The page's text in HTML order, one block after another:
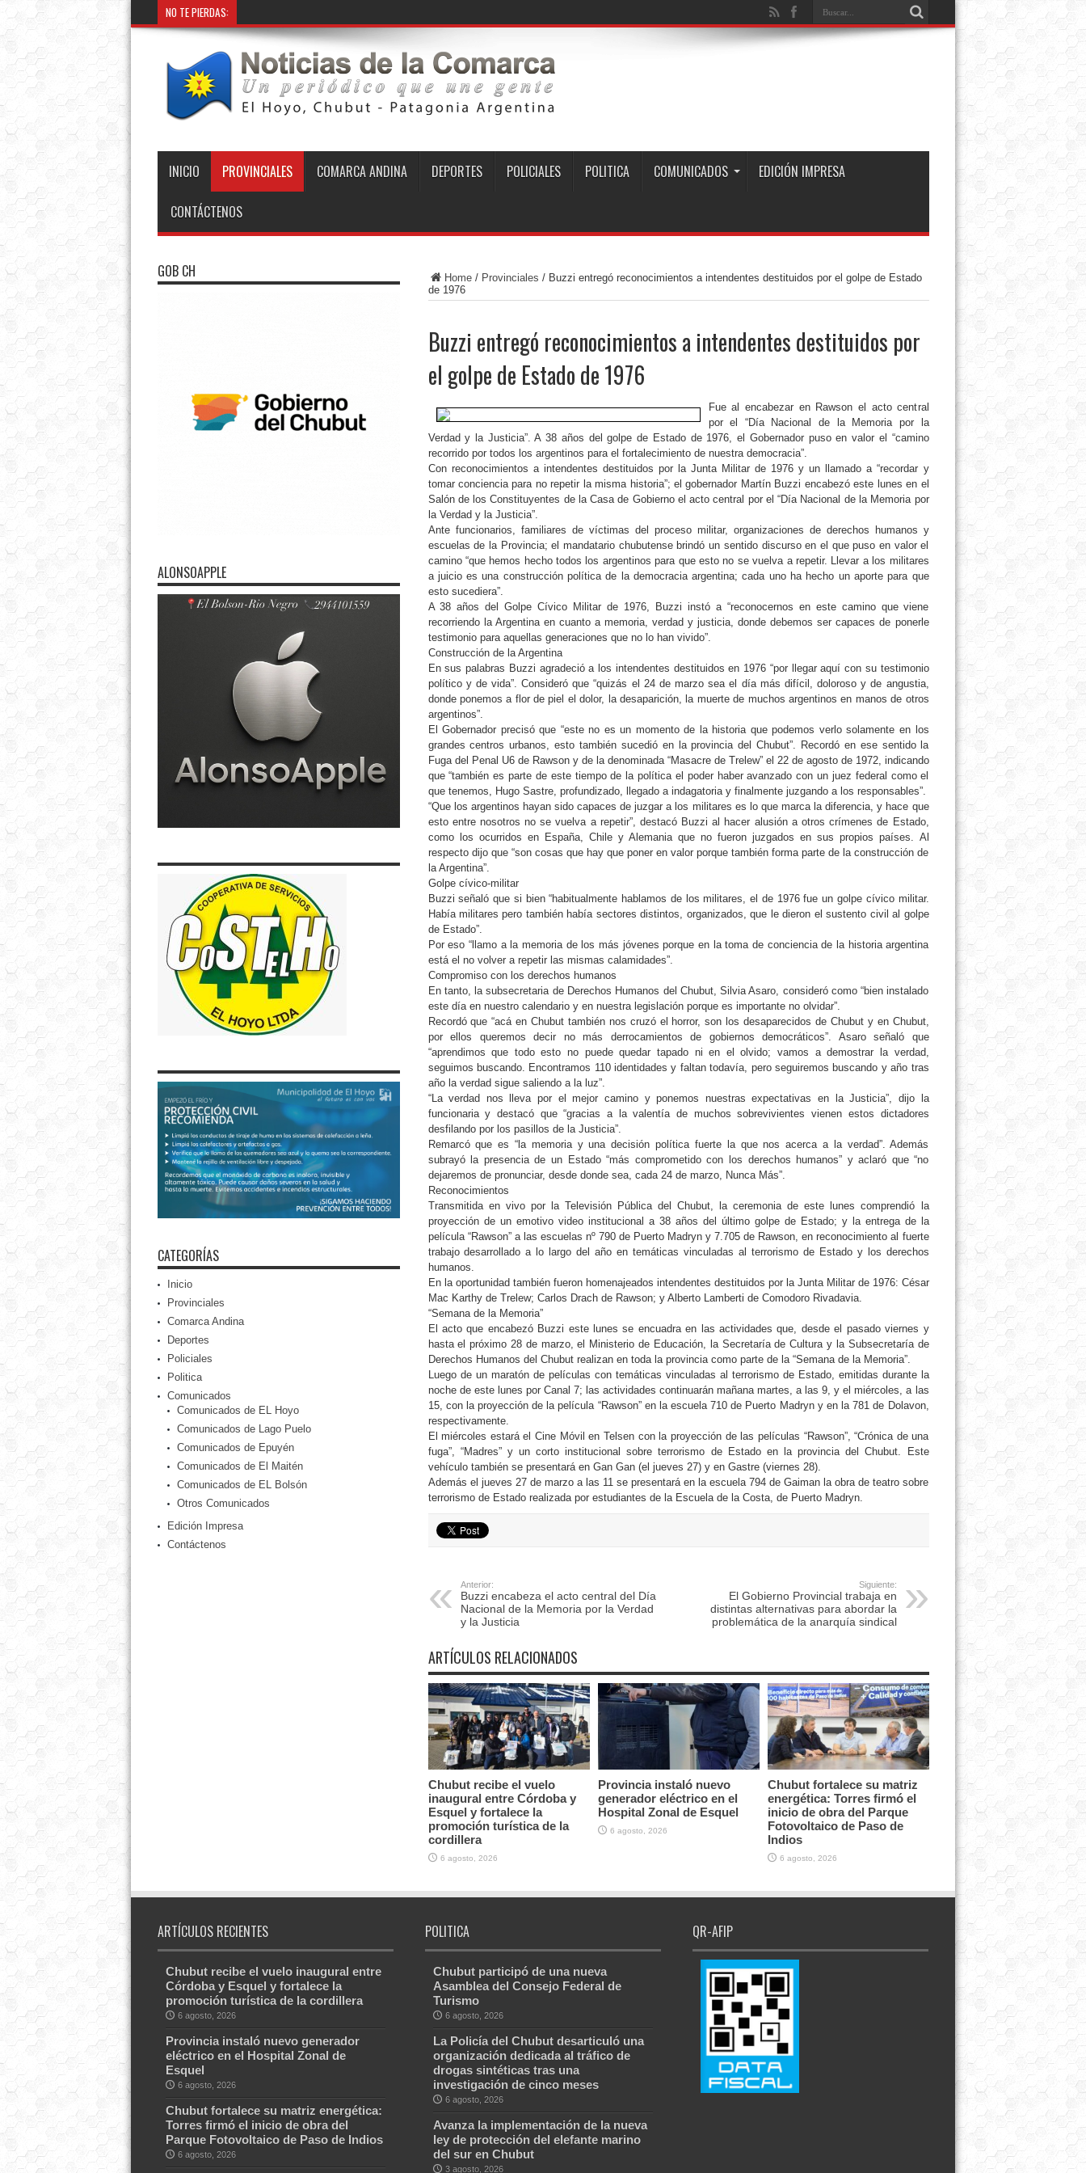
NO TE PIERDAS:
INICIO PROVINCIALES COMARCA ANDINA DEPORTES POLICIALES POLITICA COMUNICADOS EDICIÓN IMPRESA
CONTÁCTENOS
Home/ Provinciales / Buzzi entregó reconocimientos a intendentes destituidos por el golpe de Estado
de 1976
Buzzi entregó reconocimientos a intendentes destituidos por
el golpe de Estado de 1976
Fue al encabezar en Rawson el acto central
por el “Día Nacional de la Memoria por la
Verdad y la Justicia”. A 38 años del golpe de Estado de 1976, el Gobernador puso en valor el “camino
recorrido por todos los argentinos para el fortalecimiento de nuestra democracia”.
Con reconocimientos a intendentes destituidos por la Junta Militar de 1976 y un llamado a “recordar y
tomar conciencia para no repetir la misma historia”; el gobernador Martín Buzzi encabezó este lunes en el
Salón de los Constituyentes de la Casa de Gobierno el acto central por el “Día Nacional de la Memoria por
la Verdad y la Justicia”.
Ante funcionarios, familiares de víctimas del proceso militar, organizaciones de derechos humanos y
escuelas de la Provincia; el mandatario chubutense brindó un sentido discurso en el que puso en valor el
camino “que hemos hecho todos los argentinos para que esto no se vuelva a repetir. Llevar a los militares
a juicio es una construcción política de la democracia argentina; cada uno ha hecho un aporte para que
esto sucediera”.
A 38 años del Golpe Cívico Militar de 1976, Buzzi instó a “reconocernos en este camino que viene
recorriendo la Argentina en cuanto a memoria, verdad y justicia, donde debemos ser capaces de ponerle
testimonio para aquellas generaciones que no lo han vivido”.
Construcción de la Argentina
En sus palabras Buzzi agradeció a los intendentes destituidos en 1976 “por llegar aquí con su testimonio
político y de vida”. Consideró que “quizás el 24 de marzo sea el día más difícil, doloroso y de angustia,
donde ponemos a flor de piel el dolor, la desaparición, la muerte de muchos argentinos en manos de otros
argentinos”.
El Gobernador precisó que “este no es un momento de la historia que podemos verlo solamente en los
grandes centros urbanos, esto también sucedió en la provincia del Chubut”. Recordó en ese sentido la
Fuga del Penal U6 de Rawson y de la denominada “Masacre de Trelew” el 22 de agosto de 1972, indicando
que “también es parte de este tiempo de la política el poder haber avanzado con un juez federal como el
que tenemos, Hugo Sastre, profundizado, llegado a indagatoria y finalmente juzgando a los responsables”.
“Que los argentinos hayan sido capaces de juzgar a los militares es lo que marca la diferencia, y hace que
esto entre nosotros no se vuelva a repetir”, destacó Buzzi al hacer alusión a otros crímenes de Estado,
como los ocurridos en España, Chile y Alemania que no fueron juzgados en sus propios países. Al
respecto dijo que “son cosas que hay que poner en valor porque también forma parte de la construcción de
la Argentina”.
Golpe cívico-militar
Buzzi señaló que si bien “habitualmente hablamos de los militares, el de 1976 fue un golpe cívico militar.
Había militares pero también había sectores distintos, organizados, que le dieron el sustento civil al golpe
de Estado”.
Por eso “llamo a la memoria de los más jóvenes porque en la toma de conciencia de la historia argentina
está el no volver a repetir las mismas calamidades”.
Compromiso con los derechos humanos
En tanto, la subsecretaria de Derechos Humanos del Chubut, Silvia Asaro, consideró como “bien instalado
este día en nuestro calendario y en nuestra legislación porque es importante no olvidar”.
Recordó que “acá en Chubut también nos cruzó el horror, son los desaparecidos de Chubut y en Chubut,
por ellos queremos decir no más derrocamientos de gobiernos democráticos”. Asaro señaló que
“aprendimos que todo esto no puede quedar tapado ni en el olvido; vamos a demostrar la verdad,
seguimos buscando. Encontramos 110 identidades y faltan todavía, pero seguiremos buscando y año tras
año la verdad sigue saliendo a la luz”.
“La verdad nos lleva por el mejor camino y ponemos nuestras expectativas en la Justicia”, dijo la
funcionaria y destacó que “gracias a la valentía de muchos sobrevivientes vienen estos dictadores
desfilando por los pasillos de la Justicia”.
Remarcó que es “la memoria y una decisión política fuerte la que nos acerca a la verdad”. Además
subrayó la presencia de un Estado “más comprometido con los derechos humanos” y aclaró que “no
dejaremos de pronunciar, desde donde sea, cada 24 de marzo, Nunca Más”.
Reconocimientos
Transmitida en vivo por la Televisión Pública del Chubut, la ceremonia de este lunes comprendió la
proyección de un emotivo video institucional a 38 años del último golpe de Estado; y la entrega de la
película “Rawson” a las escuelas nº 790 de Puerto Madryn y 7.705 de Rawson, en reconocimiento al fuerte
trabajo desarrollado a lo largo del año en temáticas vinculadas al terrorismo de Estado y los derechos
humanos.
En la oportunidad también fueron homenajeados intendentes destituidos por la Junta Militar de 1976: César
Mac Karthy de Trelew; Carlos Drach de Rawson; y Alberto Lamberti de Comodoro Rivadavia.
“Semana de la Memoria”
El acto que encabezó Buzzi este lunes se encuadra en las actividades que, desde el pasado viernes y
hasta el próximo 28 de marzo, el Ministerio de Educación, la Secretaría de Cultura y la Subsecretaría de
Derechos Humanos del Chubut realizan en toda la provincia como parte de la “Semana de la Memoria”.
Luego de un maratón de películas con temáticas vinculadas al terrorismo de Estado, emitidas durante la
noche de este lunes por Canal 7; las actividades continuarán mañana martes, a las 9, y el miércoles, a las
15, con la proyección de la película “Rawson” en la escuela 710 de Puerto Madryn y en la 781 de Dolavon,
respectivamente.
El miércoles estará el Cine Móvil en Telsen con la proyección de las películas “Rawson”, “Crónica de una
fuga”, “Madres” y un corto institucional sobre terrorismo de Estado en la provincia del Chubut. Este
vehículo también se presentará en Gan Gan (el jueves 27) y en Gastre (viernes 28).
Además el jueves 27 de marzo a las 11 se presentará en la escuela 794 de Gaiman la obra de teatro sobre
terrorismo de Estado realizada por estudiantes de la Escuela de la Costa, de Puerto Madryn.
Anterior:
Buzzi encabeza el acto central del Día
Nacional de la Memoria por la Verdad
y la Justicia
Siguiente:
El Gobierno Provincial trabaja en
distintas alternativas para abordar la
problemática de la anarquía sindical
ARTÍCULOS RELACIONADOS
Chubut recibe el vuelo
inaugural entre Córdoba y
Esquel y fortalece la
promoción turística de la
cordillera
6 agosto, 2026
Provincia instaló nuevo
generador eléctrico en el
Hospital Zonal de Esquel
6 agosto, 2026
Chubut fortalece su matriz
energética: Torres firmó el
inicio de obra del Parque
Fotovoltaico de Paso de
Indios
6 agosto, 2026
GOB CH
ALONSOAPPLE
CATEGORÍAS
Inicio
Provinciales
Comarca Andina
Deportes
Policiales
Politica
Comunicados
Comunicados de EL Hoyo
Comunicados de Lago Puelo
Comunicados de Epuyén
Comunicados de El Maitén
Comunicados de EL Bolsón
Otros Comunicados
Edición Impresa
Contáctenos
ARTÍCULOS RECIENTES
Chubut recibe el vuelo inaugural entre
Córdoba y Esquel y fortalece la
promoción turística de la cordillera
6 agosto, 2026
Provincia instaló nuevo generador
eléctrico en el Hospital Zonal de
Esquel
6 agosto, 2026
Chubut fortalece su matriz energética:
Torres firmó el inicio de obra del
Parque Fotovoltaico de Paso de Indios
6 agosto, 2026
POLITICA
Chubut participó de una nueva
Asamblea del Consejo Federal de
Turismo
6 agosto, 2026
La Policía del Chubut desarticuló una
organización dedicada al tráfico de
drogas sintéticas tras una
investigación de cinco meses
6 agosto, 2026
Avanza la implementación de la nueva
ley de protección del elefante marino
del sur en Chubut
3 agosto, 2026
QR-AFIP